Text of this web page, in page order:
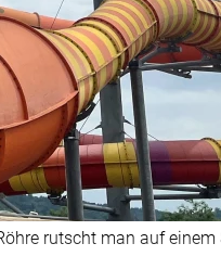
rutscht man auf